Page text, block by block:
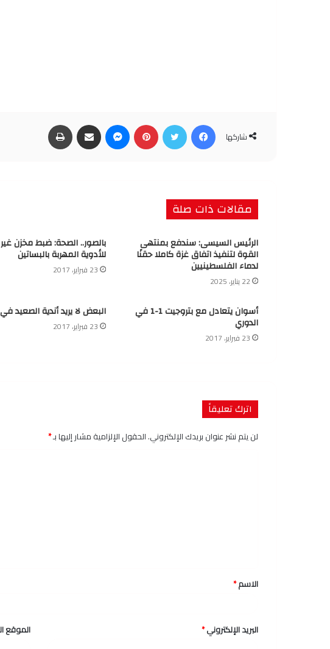
شاركها
فيسبوك تويتر بينتيريست ماسنجر مشاركة عبر البريد
مقالات ذات صلة
الرئيس السيسى: سندفع بمنتهى
القوة لتنفيذ اتفاق غزة كاملا حقنًا
لدماء الفلسطينيين
22 يناير، 2025
بالصور.. الصحة: ضبط مخزن
للأدوية المهربة بالبساتين
23 فبراير، 2017
أسوان يتعادل مع بتروجيت 1-1 في
الدوري
23 فبراير، 2017
البعض لا يريد أندية الصعيد
23 فبراير، 2017
اترك تعليقاً
لن يتم نشر عنوان بريدك الإلكتروني.الحقول الإلزامية مشار إليها بـ*
*
الاسم*
البريد الإلكتروني* الموقع